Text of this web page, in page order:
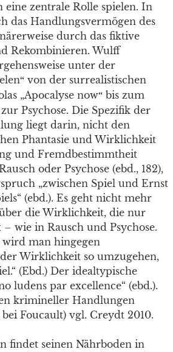
eine zentrale Rolle spielen. In
das Handlungsvermögen des
durch das fiktive
Rekombinieren. Wulff
unter der
“ von der surrealistischen
„Apocalyse now“ bis zum
Psychose. Die Spezifik der
liegt darin, nicht den
Phantasie und Wirklichkeit
und Fremdbestimmtheit
oder Psychose (ebd., 182),
„zwischen Spiel und Ernst
(ebd.). Es geht nicht mehr
die Wirklichkeit, die nur
wie in Rausch und Psychose.
man hingegen
Wirklichkeit so umzugehen,
(Ebd.) Der idealtypische
ludens par excellence“ (ebd.).
krimineller Handlungen
Foucault) vgl. Creydt 2010.
findet seinen Nährboden in